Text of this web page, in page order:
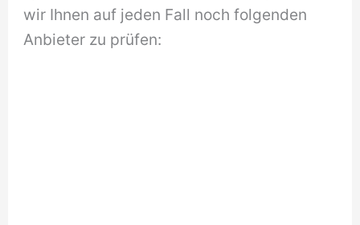
wir Ihnen auf jeden Fall noch folgenden
Anbieter zu prüfen: